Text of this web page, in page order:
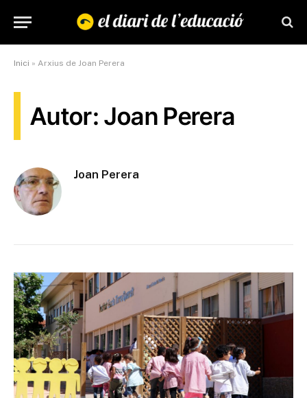
Inici » Arxius de Joan Perera
Autor: Joan Perera
Joan Perera